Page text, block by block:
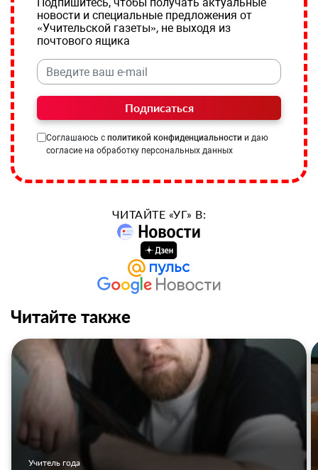
новости и специальные предложения от
«Учительской газеты», не выходя из
почтового ящика
Подписаться
Соглашаюсь с политикой конфиденциальности и даю
согласие на обработку персональных данных
ЧИТАЙТЕ «УГ» В:
Читайте также
Учитель года